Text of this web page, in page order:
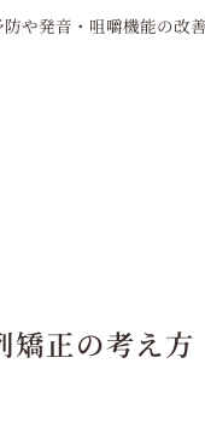
や発音・咀嚼機能の改
矯正の考え方